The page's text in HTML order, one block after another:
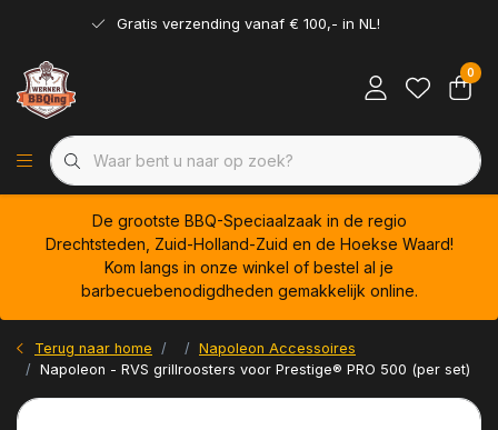
Gratis verzending vanaf € 100,- in NL!
0
De grootste BBQ-Speciaalzaak in de regio
Drechtsteden, Zuid-Holland-Zuid en de Hoekse Waard!
Kom langs in onze winkel of bestel al je
barbecuebenodigdheden gemakkelijk online.
Terug naar home
Napoleon Accessoires
Napoleon - RVS grillroosters voor Prestige® PRO 500 (per set)